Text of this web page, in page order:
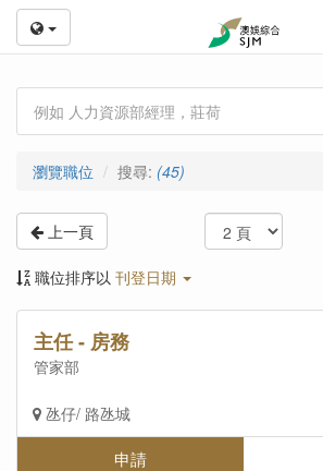
瀏覽職位 搜尋: (45)
上一頁
職位排序以 刊登日期
主任 - 房務
管家部
氹仔/ 路氹城
申請